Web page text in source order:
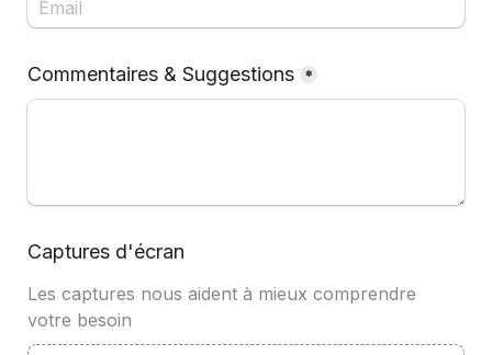
Commentaires & Suggestions *
Captures d'écran
Les captures nous aident à mieux comprendre
votre besoin